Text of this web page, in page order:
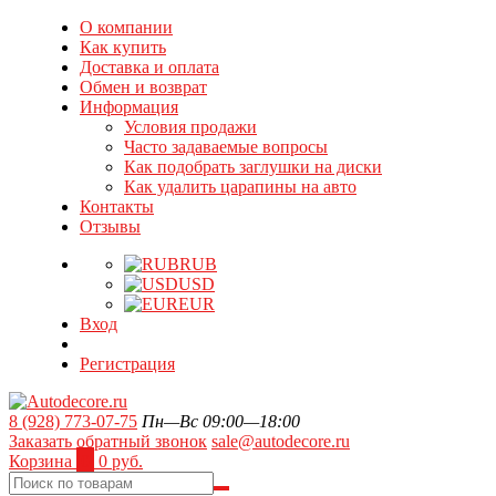
О компании
Как купить
Доставка и оплата
Обмен и возврат
Информация
Условия продажи
Часто задаваемые вопросы
Как подобрать заглушки на диски
Как удалить царапины на авто
Контакты
Отзывы
RUB
USD
EUR
Вход
Регистрация
8 (928) 773-07-75 Пн—Вс 09:00—18:00
Заказать обратный звонок sale@autodecore.ru
Корзина
0 руб.